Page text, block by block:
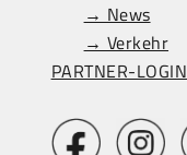
→ News
→ Verkehr
PARTNER-LOGIN